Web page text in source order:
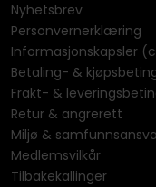
Nyhetsbrev
Personvernerklæring
Informasjonskapsler
Betaling- &
Frakt- &
Retur & angrerett
Miljø &
Medlemsvilkår
Tilbakekallinger